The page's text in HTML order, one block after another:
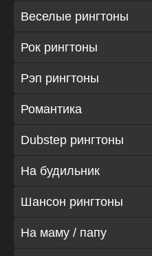
Веселые рингтоны
Рок рингтоны
Рэп рингтоны
Романтика
Dubstep рингтоны
На будильник
Шансон рингтоны
На маму / папу